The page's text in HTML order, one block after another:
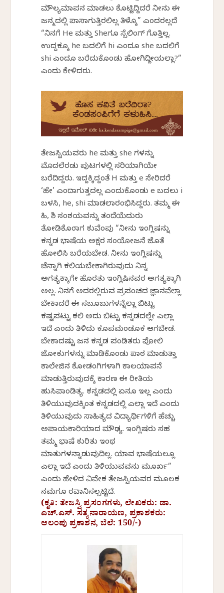
ಮೌಲ್ಯಮಾಪನ ಮಾಡಲು ಕೊಟ್ಟಿದ್ದಿದರೆ ನೀನು ಈ
ಜನ್ಮದಲ್ಲಿ ಪಾಸಾಗುತ್ತಿರಲಿಲ್ಲ ತಿಳ್ಕೊ” ಎಂದರಲ್ಲದೆ
“ನಿನಗೆ He ಮತ್ತು Sheಗೂ ಸ್ಪೆಲಿಂಗ್ ಗೊತ್ತಿಲ್ಲ.
ಉದ್ದಕ್ಕೂ he ಬದಲಿಗೆ hi ಎಂದೂ she ಬದಲಿಗೆ
shi ಎಂದೂ ಬರೆದುಕೊಂಡು ಹೋಗಿದ್ದೀಯಲ್ಲಾ?”
ಎಂದು ಕೇಳಿದರು.
ತೇಜಸ್ವಿಯವರು he ಮತ್ತು she ಗಳನ್ನು
ಮೊದಲೆರಡು ಪುಟಗಳಲ್ಲಿ ಸರಿಯಾಗಿಯೇ
ಬರೆದಿದ್ದರು. ಇದ್ದಕ್ಕಿದ್ದಂತೆ H ಮತ್ತು e ಸೇರಿದರೆ
‘ಹೇ’ ಎಂದಾಗುತ್ತದಲ್ಲ ಎಂದುಕೊಂಡು e ಬದಲು i
ಬಳಸಿ, he, shi ಮಾಡಲಾರಂಭಿಸಿದ್ದರು. ತಮ್ಮ ಈ
ಹಿ, ಶಿ ಸಂಶಯವನ್ನು ತಂದೆಯೆದುರು
ತೋಡಿಕೊಂಡಾಗ ಕುವೆಂಪು “ನೀನು ಇಂಗ್ಲಿಷನ್ನು
ಕನ್ನಡ ಭಾಷೆಯ ಅಕ್ಷರ ಸಂಯೋಜನೆ ಜೊತೆ
ಹೋಲಿಸಿ ಬರೆಯಬೇಡ. ನೀನು ಇಂಗ್ಲಿಷನ್ನು
ಚೆನ್ನಾಗಿ ಕಲಿಯಬೇಕಾಗಿರುವುದು ನಿನ್ನ
ಅಗತ್ಯಕ್ಕಾಗೇ ಹೊರತು ಇಂಗ್ಲಿಷಿನವರ ಅಗತ್ಯಕ್ಕಾಗಿ
ಅಲ್ಲ. ನಿನಗೆ ಅದರಲ್ಲಿರುವ ಪ್ರಪಂಚದ ಜ್ಞಾನವೆಲ್ಲಾ
ಬೇಕಾದರೆ ಈ ಸಬೂಬುಗಳನ್ನೆಲ್ಲಾ ಬಿಟ್ಟು
ಕಷ್ಟಪಟ್ಟು ಕಲಿ‌ ಅದು ಬಿಟ್ಟು ಕನ್ನಡದಲ್ಲೇ ಎಲ್ಲಾ
ಇದೆ ಎಂದು ತಿಳಿದು ಕೂಪಮಂಡೂಕ ಆಗಬೇಡ.
ಬೇಕಾದಷ್ಟು ಜನ ಕನ್ನಡ ಪಂಡಿತರು ಪೋಲಿ
ಜೋಕುಗಳನ್ನು ಮಾಡಿಕೊಂಡು ಪಾಠ ಮಾಡುತ್ತಾ
ಕಾಲೇಜಿನ ಕೋಡಂಗಿಗಳಾಗಿ ಕಾಲಯಾಪನೆ
ಮಾಡುತ್ತಿರುವುದಕ್ಕೆ ಕಾರಣ ಈ ರೀತಿಯ
ಹುಸಿಪಾಂಡಿತ್ಯ. ಕನ್ನಡದಲ್ಲಿ ಏನೂ ಇಲ್ಲ ಎಂದು
ತಿಳಿಯುವುದಕ್ಕಿಂತ ಕನ್ನಡದಲ್ಲಿ ಎಲ್ಲಾ ಇದೆ ಎಂದು
ತಿಳಿಯುವುದು ಸಾಹಿತ್ಯದ ವಿದ್ಯಾರ್ಥಿಗಳಿಗೆ ಹೆಚ್ಚು
ಅಪಾಯಕಾರಿಯಾದ ಮೌಢ್ಯ. ಇಂಗ್ಲಿಷರು ಸಹ
ತಮ್ಮ ಭಾಷೆ ಕುರಿತು ಇಂಥ
ಮಾತುಗಳನ್ನಾಡುವುದಿಲ್ಲ. ಯಾವ ಭಾಷೆಯಲ್ಲೂ
ಎಲ್ಲಾ ಇದೆ ಎಂದು ತಿಳಿಯುವವನು ಮೂರ್ಖ”
ಎಂದು ಹೇಳಿದ ವಿವೇಕ ತೇಜಸ್ವಿಯವರ ಮೂಲಕ
ನಮಗೂ ರವಾನಿಸಲ್ಪಟ್ಟಿದೆ.
(ಕೃತಿ: ತೇಜಸ್ವಿ ಪ್ರಸಂಗಗಳು, ಲೇಖಕರು: ಡಾ.
ಎಚ್‌.ಎಸ್.‌ ಸತ್ಯನಾರಾಯಣ, ಪ್ರಕಾಶಕರು:
ಆಲಂಪು ಪ್ರಕಾಶನ, ಬೆಲೆ: 150/-)